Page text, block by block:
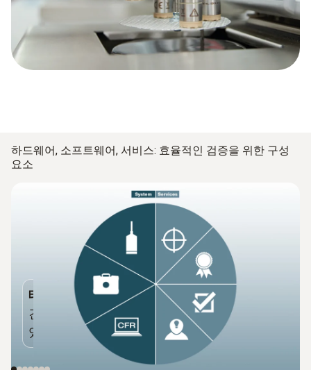
하드웨어, 소프트웨어, 서비스: 효율적인 검증을 위한 구성
요소
테스토 190 CFR 데이터 로거
견고하고 내구성이 뛰어나며 밀폐되어
있습니다.